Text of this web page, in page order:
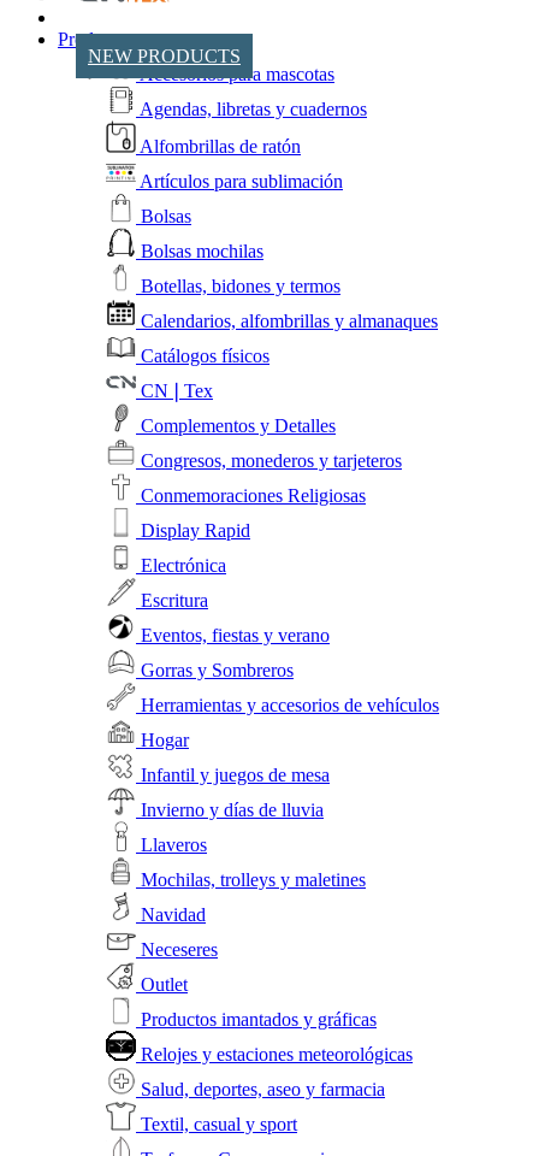
NEW PRODUCTS
Productos
Accesorios para mascotas
Agendas, libretas y cuadernos
Alfombrillas de ratón
Artículos para sublimación
Bolsas
Bolsas mochilas
Botellas, bidones y termos
Calendarios, alfombrillas y almanaques
Catálogos físicos
CN❘Tex
Complementos y Detalles
Congresos, monederos y tarjeteros
Conmemoraciones Religiosas
Display Rapid
Electrónica
Escritura
Eventos, fiestas y verano
Gorras y Sombreros
Herramientas y accesorios de vehículos
Hogar
Infantil y juegos de mesa
Invierno y días de lluvia
Llaveros
Mochilas, trolleys y maletines
Navidad
Neceseres
Outlet
Productos imantados y gráficas
Relojes y estaciones meteorológicas
Salud, deportes, aseo y farmacia
Textil, casual y sport